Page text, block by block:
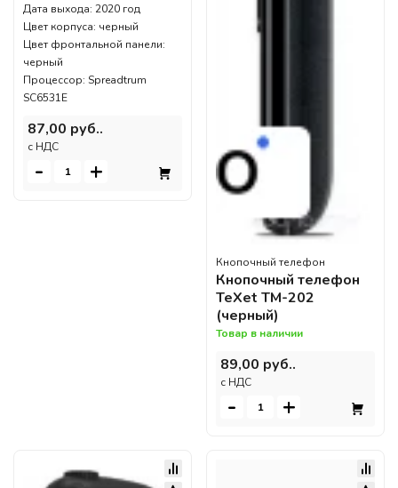
Дата выхода: 2020 год
Цвет корпуса: черный
Цвет фронтальной панели:
черный
Процессор: Spreadtrum
SC6531E
87,00 руб..
c НДС
- +
Кнопочный телефон
Кнопочный телефон
TeXet TM-202
(черный)
Товар в наличии
89,00 руб..
c НДС
- +